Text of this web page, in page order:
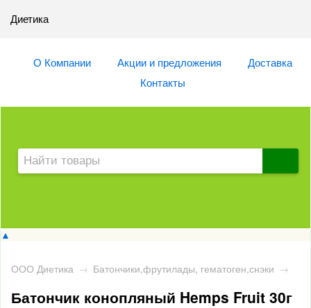
Диетика
О Компании Акции и предложения
Доставка
Контакты
▲
ООО Диетика → Батончики,фрутилады, гематоген,снэки →
Батончик конопляный Hemps Fruit 30г